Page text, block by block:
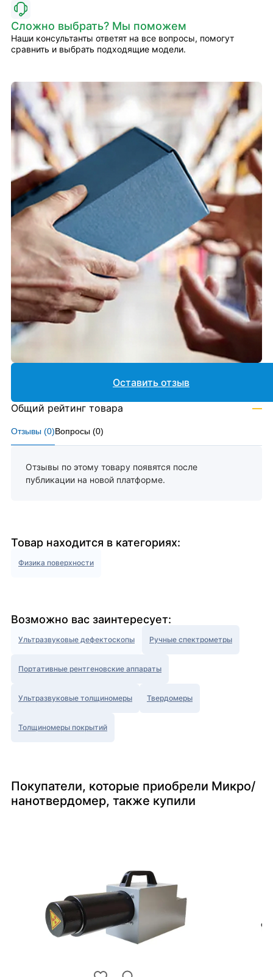
Сложно выбрать? Мы поможем
Наши консультанты ответят на все вопросы, помогут
сравнить и выбрать подходящие модели.
Отзывы (0)Вопросы (0)
Отзывы по этому товару появятся после
публикации на новой платформе.
Оставить отзыв
Общий рейтинг товара —
Товар находится в категориях:
Физика поверхности
Возможно вас заинтересует:
Ультразвуковые дефектоскопы Ручные спектрометры
Портативные рентгеновские аппараты
Ультразвуковые толщиномеры Твердомеры
Толщиномеры покрытий
Покупатели, которые приобрели Микро/
нанотвердомер, также купили